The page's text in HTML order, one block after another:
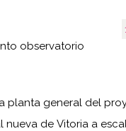
observatorio
planta general del
nueva de Vitoria a